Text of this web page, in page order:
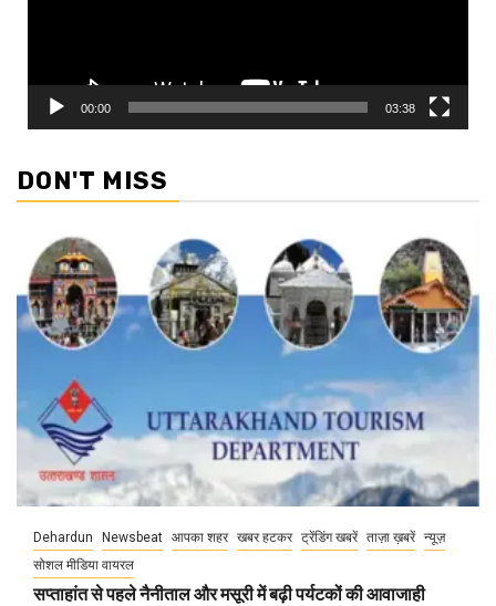
00:00 03:38
DON'T MISS
Dehardun Newsbeat आपका शहर खबर हटकर ट्रेंडिंग खबरें ताज़ा ख़बरें न्यूज़
सोशल मीडिया वायरल
सप्ताहांत से पहले नैनीताल और मसूरी में बढ़ी पर्यटकों की आवाजाही